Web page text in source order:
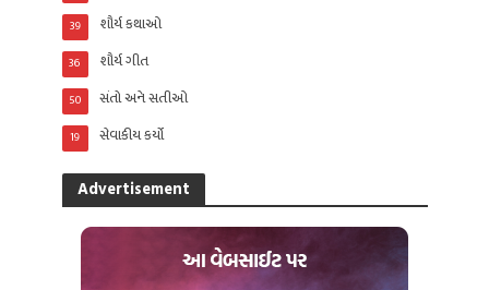
શૌર્ય કથાઓ
39
શૌર્ય ગીત
36
સંતો અને સતીઓ
50
સેવાકીય કર્યો
19
Advertisement